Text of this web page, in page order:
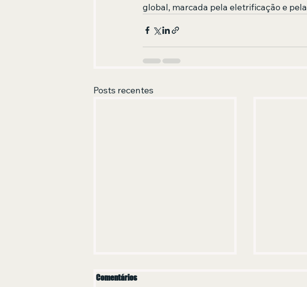
global, marcada pela eletrificação e
Posts recentes
Comentários